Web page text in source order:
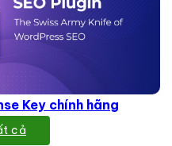
Key chính hãng
cả